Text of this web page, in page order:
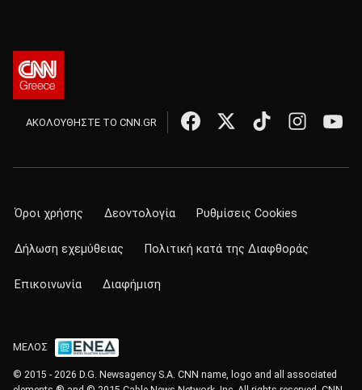
ΑΚΟΛΟΥΘΗΣΤΕ ΤΟ CNN.GR
Όροι χρήσης Δεοντολογία Ρυθμίσεις Cookies
Δήλωση εχεμύθειας Πολιτική κατά της Διαφθοράς
Επικοινωνία Διαφήμιση
ΜΕΛΟΣ
© 2015 - 2026 D.G. Newsagency S.A. CNN name, logo and all associated